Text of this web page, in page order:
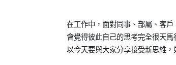
Posted
on
2023-
Posted
專
在工作中，面對同事、部屬、客
會覺得彼此自己的思考完全很天
以今天要與大家分享接受新思維，